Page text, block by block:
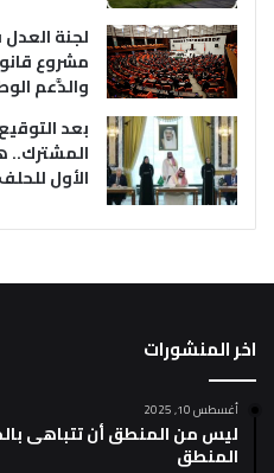
لجنة العدل
مشروع
والدَّعم
بعد
المشترك..
الأول
اخر المنشورات
أغسطس 10, 2025
ليس من المنطق أن تتباهى
المنطق